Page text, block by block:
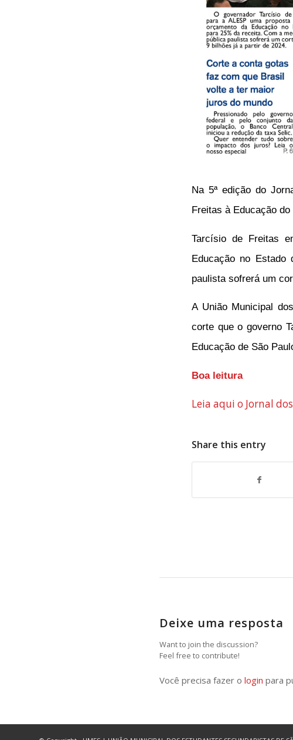
Na 5ª edição do
Freitas à Educação
Tarcísio de Freitas
Educação no
paulista sofrerá um
A União Municipal
corte que o governo
Educação de São
Boa leitura
Leia aqui o Jornal
Share this entry
Deixe uma resposta
Want to join the discussion?
Feel free to contribute!
Você precisa fazer o login para